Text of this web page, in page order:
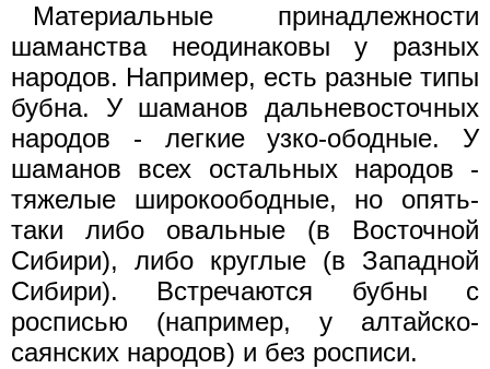
Материальные принадлежности
шаманства неодинаковы у разных
народов. Например, есть разные типы
бубна. У шаманов дальневосточных
народов - легкие узко-ободные. У
шаманов всех остальных народов -
тяжелые широкоободные, но опять-
таки либо овальные (в Восточной
Сибири), либо круглые (в Западной
Сибири). Встречаются бубны с
росписью (например, у алтайско-
саянских народов) и без росписи.